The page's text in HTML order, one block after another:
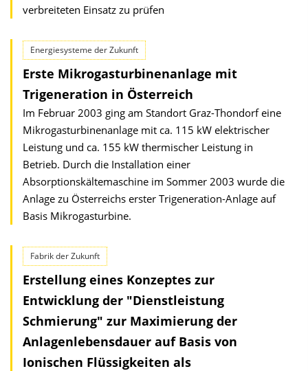
verbreiteten Einsatz zu prüfen
Energiesysteme der Zukunft
Erste Mikrogasturbinenanlage mit
Trigeneration in Österreich
Im Februar 2003 ging am Standort Graz-Thondorf eine
Mikrogasturbinenanlage mit ca. 115 kW elektrischer
Leistung und ca. 155 kW thermischer Leistung in
Betrieb. Durch die Installation einer
Absorptionskältemaschine im Sommer 2003 wurde die
Anlage zu Österreichs erster Trigeneration-Anlage auf
Basis Mikrogasturbine.
Fabrik der Zukunft
Erstellung eines Konzeptes zur
Entwicklung der "Dienstleistung
Schmierung" zur Maximierung der
Anlagenlebensdauer auf Basis von
Ionischen Flüssigkeiten als